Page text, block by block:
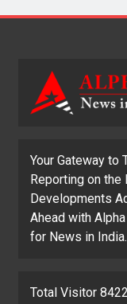
Your Gateway to
Reporting on the
Developments
Ahead with
for News in India.
Total Visitor